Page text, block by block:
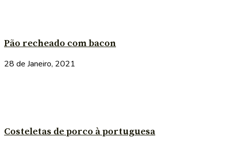
Pão recheado com bacon
28 de Janeiro, 2021
Costeletas de porco à portuguesa